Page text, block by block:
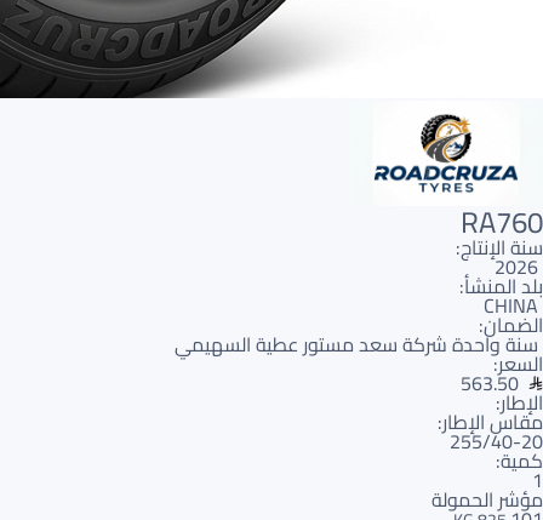
RA760
سنة الإنتاج:
2026
بلد المنشأ:
CHINA
الضمان:
سنة واحدة شركة سعد مستور عطية السهيمي
السعر:
563.50
الإطار:
مقاس الإطار:
255/40-20
كمية:
1
مؤشر الحمولة